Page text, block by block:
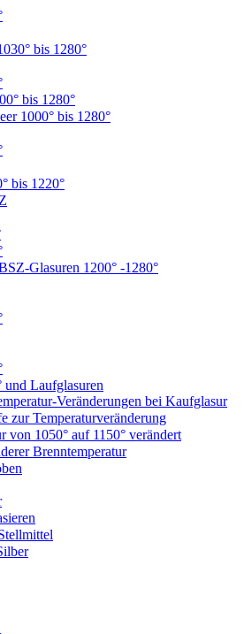
bis 1280°
bis 1280°
1000° bis 1280°
bis 1220°
Glasuren 1200° -1280°
Laufglasuren
Veränderungen bei Kaufglasur
Temperaturveränderung
1050° auf 1150° verändert
Brenntemperatur